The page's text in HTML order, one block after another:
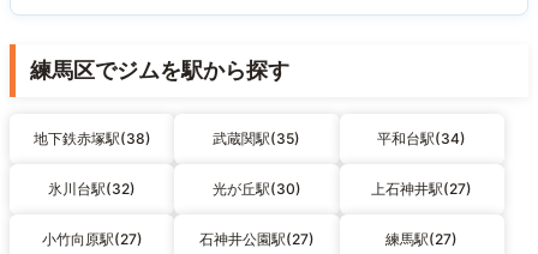
練馬区でジムを駅から探す
地下鉄赤塚駅(38) 武蔵関駅(35) 平和台駅(34)
氷川台駅(32) 光が丘駅(30) 上石神井駅(27)
小竹向原駅(27) 石神井公園駅(27) 練馬駅(27)